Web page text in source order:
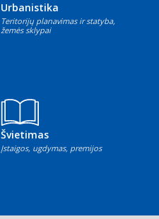
Urbanistika
Teritorijų planavimas ir statyba,
žemės sklypai
Švietimas
Įstaigos, ugdymas, premijos